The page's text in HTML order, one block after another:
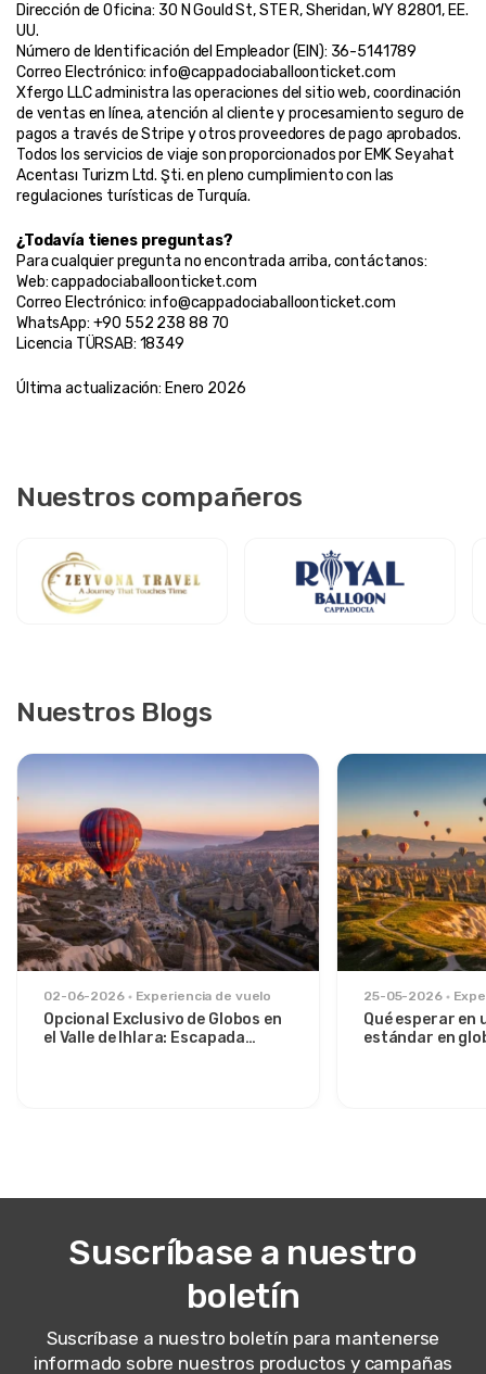
Dirección de Oficina: 30 N Gould St, STE R, Sheridan, WY 82801, EE.
UU.
Número de Identificación del Empleador (EIN): 36-5141789
Correo Electrónico: info@cappadociaballoonticket.com
Xfergo LLC administra las operaciones del sitio web, coordinación
de ventas en línea, atención al cliente y procesamiento seguro de
pagos a través de Stripe y otros proveedores de pago aprobados.
Todos los servicios de viaje son proporcionados por EMK Seyahat
Acentası Turizm Ltd. Şti. en pleno cumplimiento con las
regulaciones turísticas de Turquía.
¿Todavía tienes preguntas?
Para cualquier pregunta no encontrada arriba, contáctanos:
Web: cappadociaballoonticket.com
Correo Electrónico: info@cappadociaballoonticket.com
WhatsApp: +90 552 238 88 70
Licencia TÜRSAB: 18349
Última actualización: Enero 2026
Nuestros compañeros
Nuestros Blogs
02-06-2026 Experiencia de vuelo
Opcional Exclusivo de Globos en
el Valle de Ihlara: Escapada
25-05-2026
Qué esperar en
estándar en
Suscríbase a nuestro
boletín
Suscríbase a nuestro boletín para mantenerse
informado sobre nuestros productos y campañas